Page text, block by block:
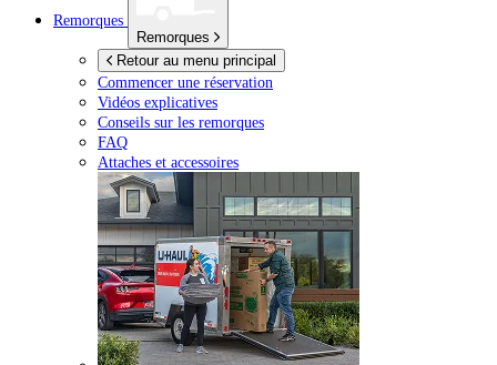
Remorques
Remorques
Retour au menu principal
Commencer une réservation
Vidéos explicatives
Conseils sur les remorques
FAQ
Attaches et accessoires